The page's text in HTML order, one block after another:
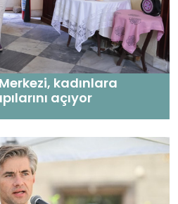
kadınlara
açıyor